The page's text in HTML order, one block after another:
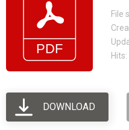
File
DOWNLOAD